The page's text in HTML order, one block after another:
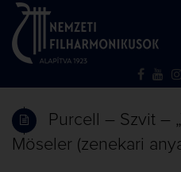
Purcell – Szvit –
Möseler (zenekari